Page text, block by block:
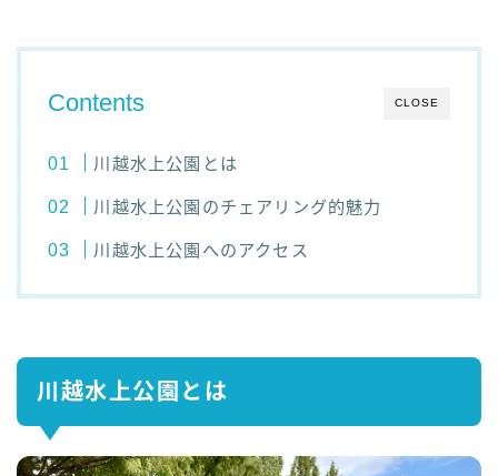
CLOSE
Contents
川越水上公園とは
川越水上公園のチェアリング的魅力
川越水上公園へのアクセス
川越水上公園とは